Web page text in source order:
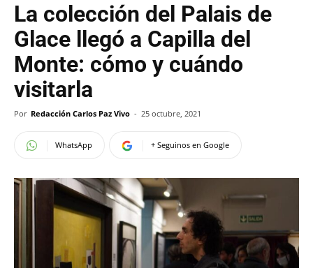
La colección del Palais de
Glace llegó a Capilla del
Monte: cómo y cuándo
visitarla
Por Redacción Carlos Paz Vivo - 25 octubre, 2021
WhatsApp + Seguinos en Google